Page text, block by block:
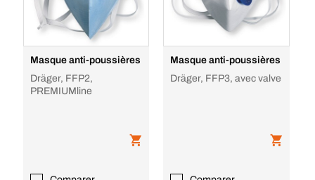
Masque anti-poussières
Dräger, FFP2,
PREMIUMline
Masque anti-poussières
Dräger, FFP3, avec valve